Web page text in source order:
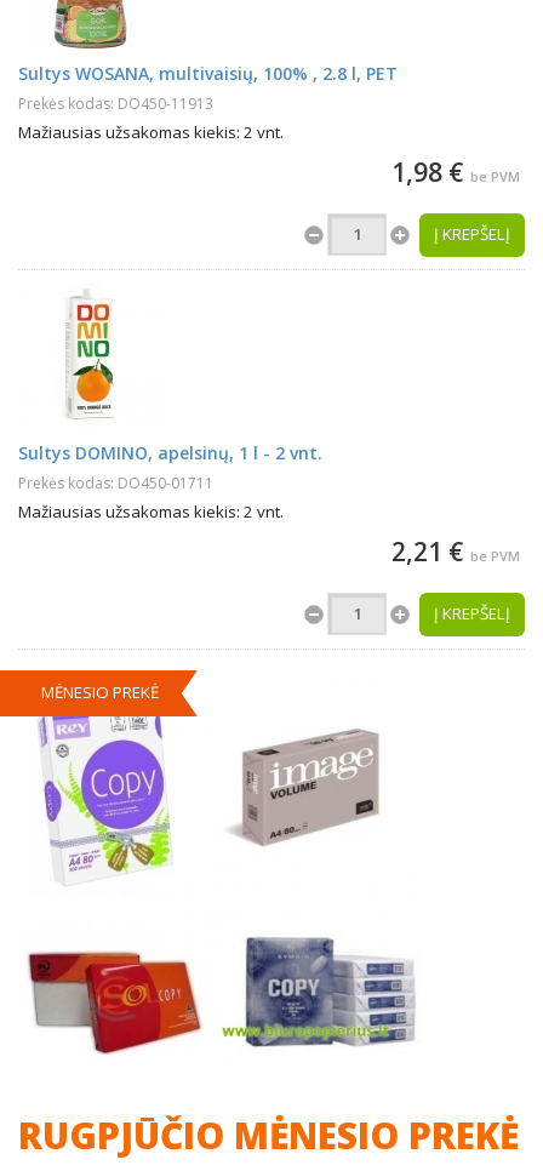
Sultys WOSANA, multivaisių, 100% , 2.8 l, PET
Prekės kodas: DO450-11913
Mažiausias užsakomas kiekis: 2 vnt.
1,98 € be PVM
Į KREPŠELĮ
Sultys DOMINO, apelsinų, 1 l - 2 vnt.
Prekės kodas: DO450-01711
Mažiausias užsakomas kiekis: 2 vnt.
2,21 € be PVM
Į KREPŠELĮ
MĖNESIO PREKĖ
RUGPJŪČIO MĖNESIO PREKĖ